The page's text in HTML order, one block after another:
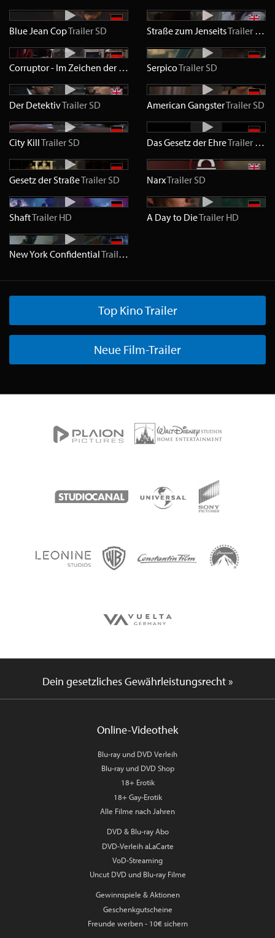
Blue Jean CopTrailer SD Straße zum JenseitsTrailer SD
Corruptor - Im Zeichen der Korruption TrailerSD
SerpicoTrailer SD
Der DetektivTrailer SD American GangsterTrailer SD
City KillTrailer SD Das Gesetz der EhreTrailer HD
Gesetz der StraßeTrailer SD NarxTrailer SD
ShaftTrailer HD A Day to DieTrailer HD
New York ConfidentialTrailer
Top Kino Trailer
Neue Film-Trailer
Dein gesetzliches Gewährleistungsrecht »
Online-Videothek
Blu-ray und DVD Verleih
Blu-ray und DVD Shop
18+ Erotik
18+ Gay-Erotik
Alle Filme nach Jahren
DVD & Blu-ray Abo
DVD-Verleih aLaCarte
VoD-Streaming
Uncut DVD und Blu-ray Filme
Gewinnspiele & Aktionen
Geschenkgutscheine
Freunde werben - 10€ sichern